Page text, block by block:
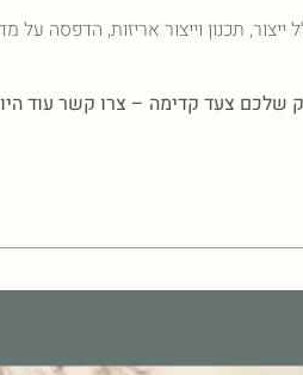
תכנון וייצור אריזות, הדפסה
שלכם צעד קדימה – צרו קשר עוד